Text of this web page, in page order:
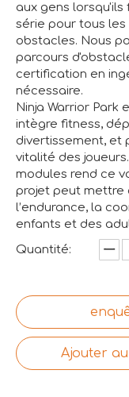
aux gens
série pour tous
obstacles. Nous
parcours
certification en
nécessaire.
Ninja Warrior Park
intègre fitness,
divertissement, et
vitalité des
modules rend ce
projet peut mettre
l’endurance, la
enfants et des
Quantité:
Ajouter